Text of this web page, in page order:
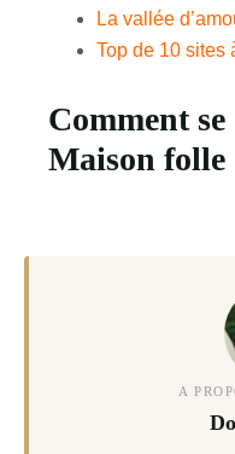
La vallée
Top de 10 sites
Comment
Maison folle
A